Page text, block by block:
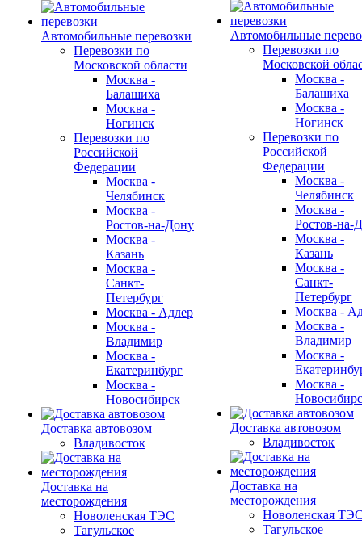
Автомобильные перевозки
Перевозки по
Московской области
Москва -
Балашиха
Москва -
Ногинск
Перевозки по
Российской
Федерации
Москва -
Челябинск
Москва -
Ростов-на-Дону
Москва -
Казань
Москва -
Санкт-
Петербург
Москва - Адлер
Москва -
Владимир
Москва -
Екатеринбург
Москва -
Новосибирск
Доставка автовозом
Владивосток
Доставка на
месторождения
Новоленская ТЭС
Тагульское
Автомобильные
Перевозки по
Московской
Москва -
Балашиха
Москва -
Ногинск
Перевозки по
Российской
Федерации
Москва -
Челябинск
Москва -
Ростов-на-
Москва -
Казань
Москва -
Санкт-
Петербург
Москва -
Москва -
Владимир
Москва -
Москва -
Доставка автовозом
Владивосток
Доставка на
месторождения
Новоленская
Тагульское